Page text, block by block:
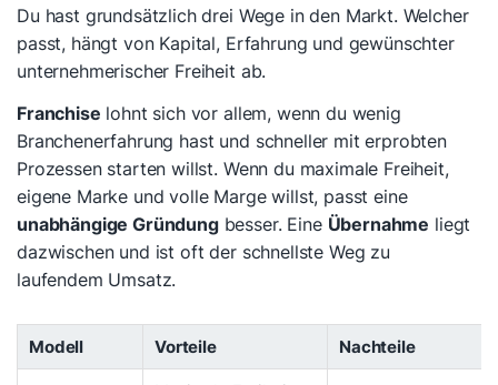
Du hast grundsätzlich drei Wege in den Markt. Welcher
passt, hängt von Kapital, Erfahrung und gewünschter
unternehmerischer Freiheit ab.
Franchise lohnt sich vor allem, wenn du wenig
Branchenerfahrung hast und schneller mit erprobten
Prozessen starten willst. Wenn du maximale Freiheit,
eigene Marke und volle Marge willst, passt eine
unabhängige Gründungbesser. Eine Übernahme liegt
dazwischen und ist oft der schnellste Weg zu
laufendem Umsatz.
Modell Vorteile Nachteile